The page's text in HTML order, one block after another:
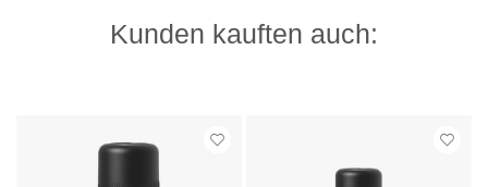
Kunden kauften auch: